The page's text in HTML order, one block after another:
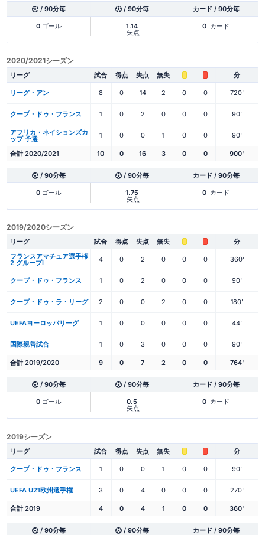
/ 90分毎 / 90分毎 カード / 90分毎
0ゴール 1.14
失点
0 カード
2020/2021シーズン
リーグ 試合 得点 失点 無失 分
リーグ・アン 8 0 14 2 0 0 720'
クープ・ドゥ・フランス 1 0 2 0 0 0 90'
アフリカ・ネイションズカ
ップ 予選 1 0 0 1 0 0 90'
合計 2020/2021 10 0 16 3 0 0 900'
/ 90分毎 / 90分毎 カード / 90分毎
0ゴール 1.75
失点
0 カード
2019/2020シーズン
リーグ 試合 得点 失点 無失
分
フランスアマチュア選手権
2 グループI 4 0 2 0 0 0 360'
クープ・ドゥ・フランス 1 0 2 0 0 0 90'
クープ・ドゥ・ラ・リーグ 2 0 0 2 0 0 180'
UEFAヨーロッパリーグ 1 0 0 0 0 0 44'
国際親善試合 1 0 3 0 0 0 90'
合計 2019/2020 9 0 7 2 0 0 764'
/ 90分毎 / 90分毎 カード / 90分毎
0ゴール 0.5
失点
0 カード
2019シーズン
リーグ 試合 得点 失点 無失 分
クープ・ドゥ・フランス 1 0 0 1 0 0 90'
UEFA U21欧州選手権 3 0 4 0 0 0 270'
合計 2019 4 0 4 1 0 0 360'
/ 90分毎 / 90分毎 カード / 90分毎